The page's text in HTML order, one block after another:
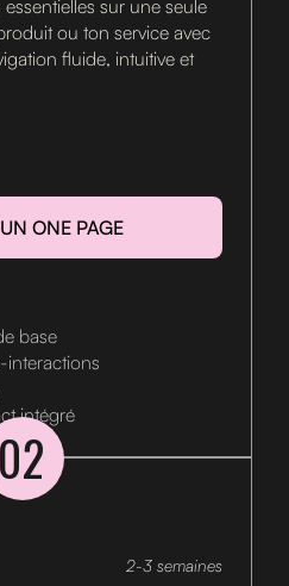
sur une seule
ou ton service avec
fluide, intuitive et
ONE PAGE
base
interactions
intégré
2-3 semaines
02